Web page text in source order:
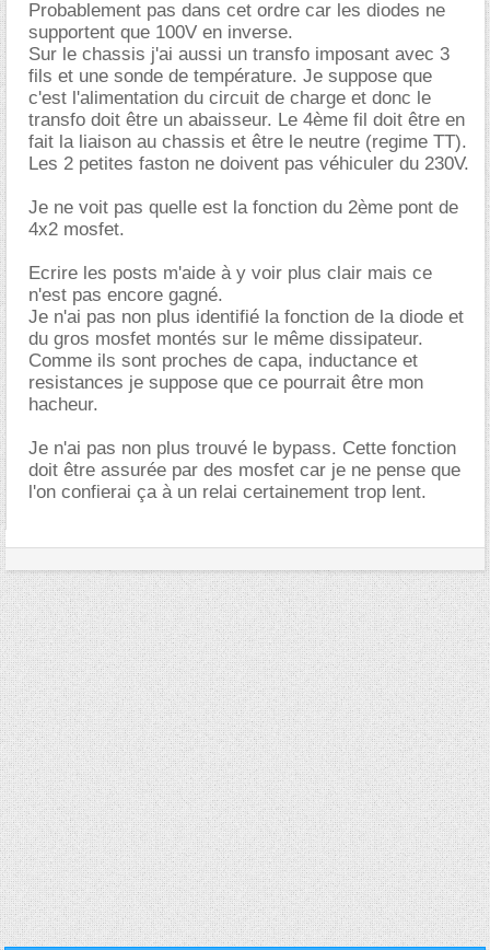
Probablement pas dans cet ordre car les diodes ne
supportent que 100V en inverse.
Sur le chassis j'ai aussi un transfo imposant avec 3
fils et une sonde de température. Je suppose que
c'est l'alimentation du circuit de charge et donc le
transfo doit être un abaisseur. Le 4ème fil doit être en
fait la liaison au chassis et être le neutre (regime TT).
Les 2 petites faston ne doivent pas véhiculer du 230V.
Je ne voit pas quelle est la fonction du 2ème pont de
4x2 mosfet.
Ecrire les posts m'aide à y voir plus clair mais ce
n'est pas encore gagné.
Je n'ai pas non plus identifié la fonction de la diode et
du gros mosfet montés sur le même dissipateur.
Comme ils sont proches de capa, inductance et
resistances je suppose que ce pourrait être mon
hacheur.
Je n'ai pas non plus trouvé le bypass. Cette fonction
doit être assurée par des mosfet car je ne pense que
l'on confierai ça à un relai certainement trop lent.